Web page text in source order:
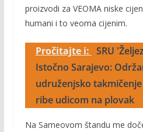
proizvodi za VEOMA niske
humani i to veoma cijenim.
Pročitajte i: SRU
Istočno Sarajevo:
udruženjsko
ribe udicom na plovak
Na Sameovom štandu me